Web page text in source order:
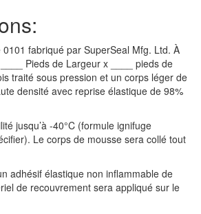
0101 fabriqué par SuperSeal Mfg. Ltd. À
Pieds de Largeur x ____ pieds de
traité sous pression et un corps léger de
densité avec reprise élastique de 98%
jusqu’à -40°C (formule ignifuge
Le corps de mousse sera collé tout
adhésif élastique non inflammable de
de recouvrement sera appliqué sur le